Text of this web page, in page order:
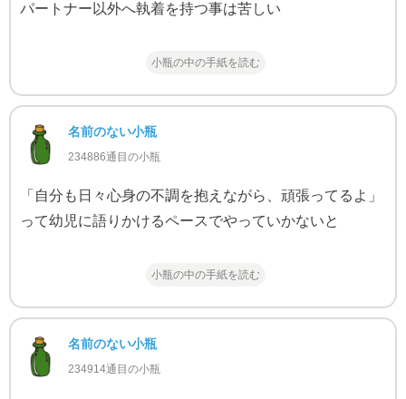
パートナー以外へ執着を持つ事は苦しい
小瓶の中の手紙を読む
名前のない小瓶
234886通目の小瓶
「自分も日々心身の不調を抱えながら、頑張ってるよ」
って幼児に語りかけるペースでやっていかないと
小瓶の中の手紙を読む
名前のない小瓶
234914通目の小瓶